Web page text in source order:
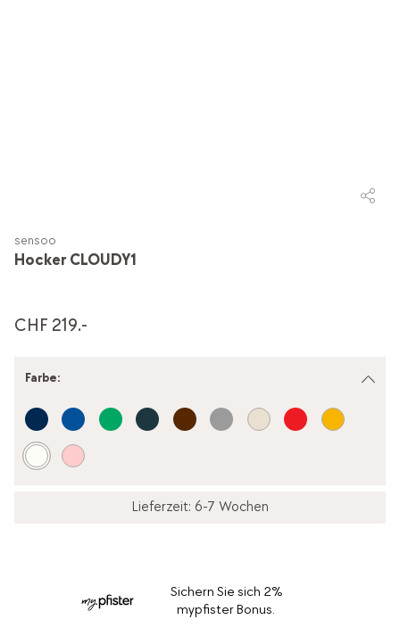
Hocker CLOUDY1
sensoo
CHF 219.-
Farbe:
Lieferzeit: 6-7 Wochen
Sichern Sie sich 2%
mypfister Bonus.